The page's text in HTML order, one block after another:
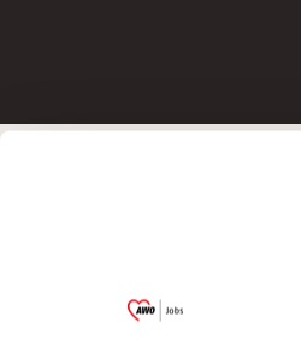
Garitz
(Ein Tochterunternehmen des
Bezirksverbandes